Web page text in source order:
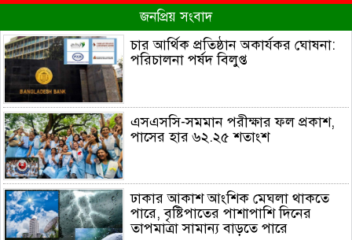
জনপ্রিয় সংবাদ
চার আর্থিক প্রতিষ্ঠান অকার্যকর ঘোষনা:
পরিচালনা পর্ষদ বিলুপ্ত
এসএসসি-সমমান পরীক্ষার ফল প্রকাশ,
পাসের হার ৬২.২৫ শতাংশ
ঢাকার আকাশ আংশিক মেঘলা থাকতে
পারে, বৃষ্টিপাতের পাশাপাশি দিনের
তাপমাত্রা সামান্য বাড়তে পারে